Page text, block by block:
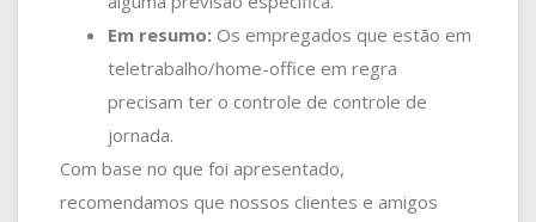
Em resumo: Os empregados que estão em
teletrabalho/home-office em regra
precisam ter o controle de controle de
jornada.
Com base no que foi apresentado,
recomendamos que nossos clientes e amigos